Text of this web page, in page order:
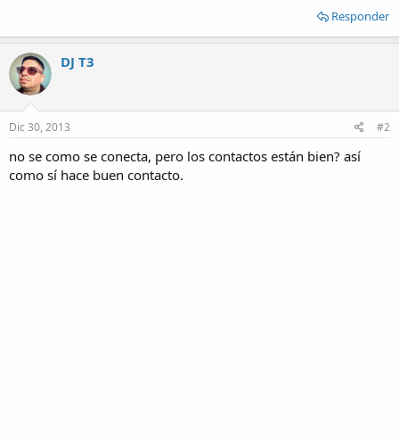
Responder
DJ T3
Dic 30, 2013 #2
no se como se conecta, pero los contactos están bien? así
como sí hace buen contacto.